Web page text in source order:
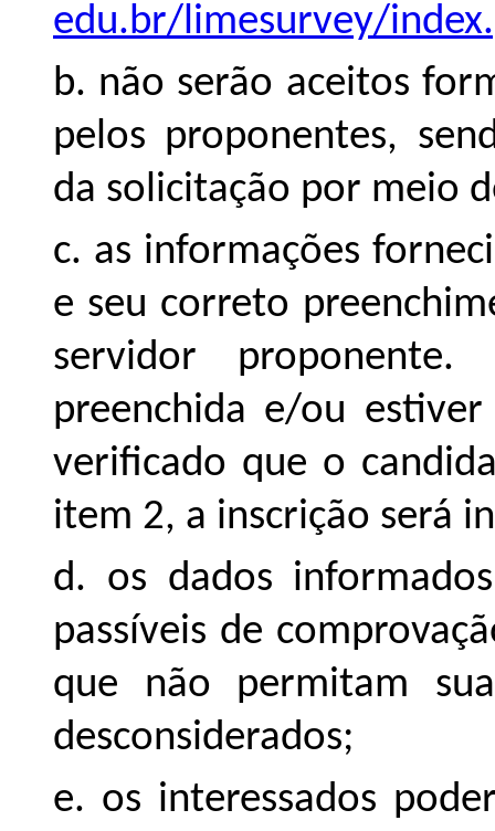
edu.br/limesurvey/
b. não serão aceitos
pelos proponentes,
da solicitação por meio
c. as informações
e seu correto
servidor
preenchida e/ou
verificado que o
item 2, a inscrição será
d. os dados
passíveis de
que não permitam
desconsiderados;
e. os interessados